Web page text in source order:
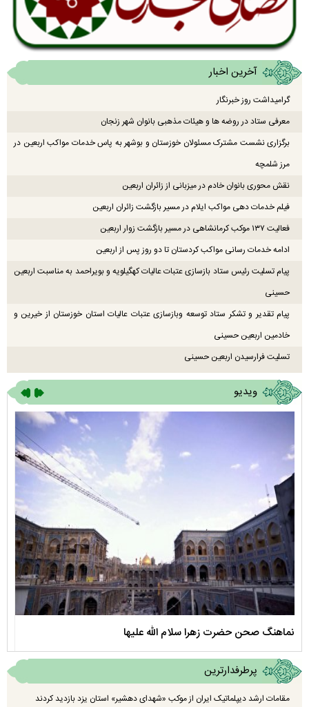
آخرین اخبار
گرامیداشت روز خبرنگار
معرفی ستاد در روضه ها و هیئات مذهبی بانوان شهر زنجان
برگزاری نشست مشترک مسئولان خوزستان و بوشهر به پاس خدمات مواکب اربعین در
مرز شلمچه
نقش محوری بانوان خادم در میزبانی از زائران اربعین
فیلم خدمات دهی مواکب ایلام در مسیر بازگشت زائران اربعین
فعالیت ۱۳۷ موکب کرمانشاهی در مسیر بازگشت زوار اربعین
ادامه خدمات رسانی مواکب کردستان تا دو روز پس از اربعین
پیام تسلیت رئیس ستاد بازسازی عتبات عالیات کهگیلویه و بویراحمد به مناسبت اربعین
حسینی
پیام تقدیر و تشکر ستاد توسعه وبازسازی عتبات عالیات استان خوزستان از خیرین و
خادمین اربعین حسینی
تسلیت فرارسیدن اربعین حسینی
ویدیو
نماهنگ صحن حضرت زهرا سلام الله علیها
پرطرفدارترین
مقامات ارشد دیپلماتیک ایران از موکب «شهدای دهشیر» استان یزد بازدید کردند